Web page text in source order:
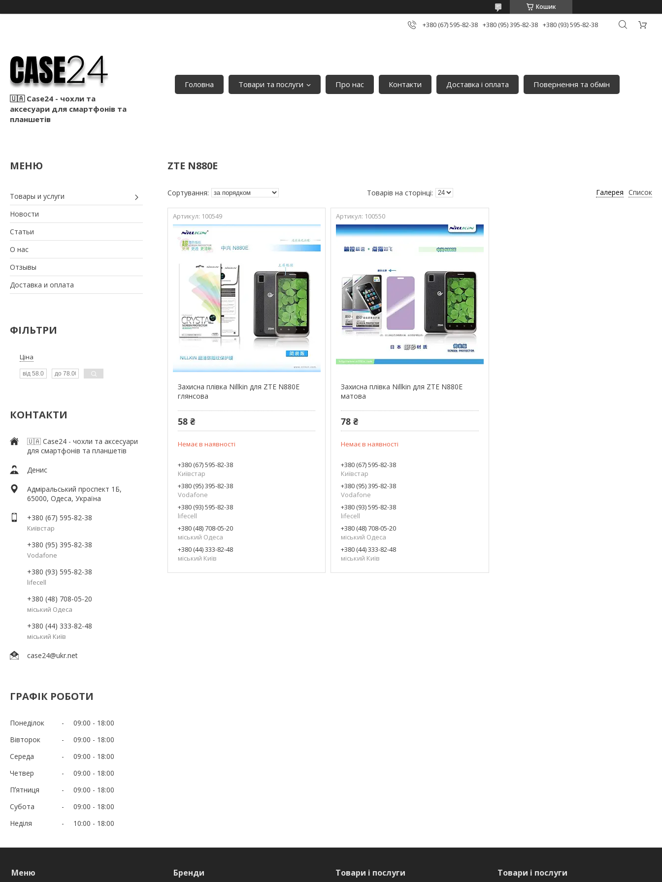
Кошик
+380 (67) 595-82-38 +380 (95) 395-82-38 +380 (93) 595-82-38
🇺🇦 Case24 - чохли та
аксесуари для смартфонів та
планшетів
Головна Товари та послуги Про нас Контакти Доставка і оплата Повернення та обмін
Товары и услуги
Новости
Статьи
О нас
Отзывы
Доставка и оплата
ФІЛЬТРИ
Ціна
КОНТАКТИ
🇺🇦 Case24 - чохли та аксесуари
для смартфонів та планшетів
Денис
Адміральський проспект 1Б,
65000, Одеса, Україна
+380 (67) 595-82-38
Київстар
+380 (95) 395-82-38
Vodafone
+380 (93) 595-82-38
lifecell
+380 (48) 708-05-20
міський Одеса
+380 (44) 333-82-48
міський Київ
case24@ukr.net
ГРАФІК РОБОТИ
Понеділок 09:00
18:00
Вівторок
09:00
18:00
Середа
09:00
18:00
Четвер
09:00
18:00
Пʼятниця
09:00
18:00
Субота
09:00
18:00
Неділя
10:00 18:00
ZTE N880E
Галерея Список
100549
Захисна плівка Nillkin для ZTE N880E
глянсова
58 ₴
Немає в наявності
+380 (67) 595-82-38
Київстар
+380 (95) 395-82-38
Vodafone
+380 (93) 595-82-38
lifecell
+380 (48) 708-05-20
міський Одеса
+380 (44) 333-82-48
міський Київ
100550
Захисна плівка Nillkin для ZTE N880E
матова
78 ₴
Немає в наявності
+380 (67) 595-82-38
Київстар
+380 (95) 395-82-38
Vodafone
+380 (93) 595-82-38
lifecell
+380 (48) 708-05-20
міський Одеса
+380 (44) 333-82-48
міський Київ
Меню Бренди Товари і послуги Товари і послуги